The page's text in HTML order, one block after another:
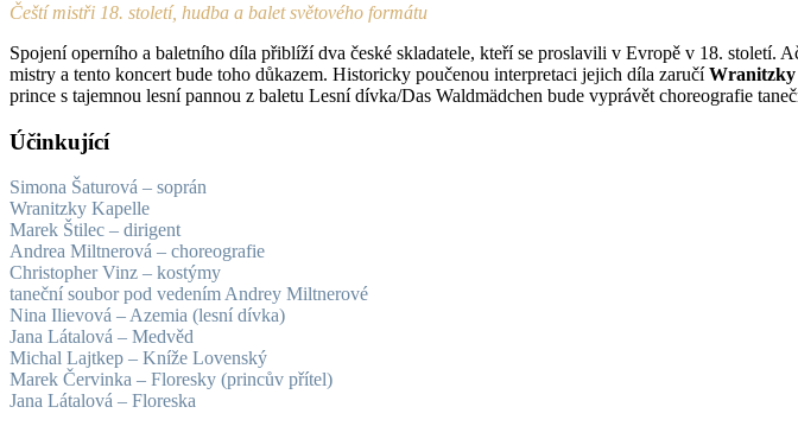
Čeští mistři 18. století, hudba a balet světového formátu
Spojení operního a baletního díla přiblíží dva české skladatele, kteří se proslavili v Evropě v 18. století.
mistry a tento koncert bude toho důkazem. Historicky poučenou interpretaci jejich díla zaručíWranitzky
prince s tajemnou lesní pannou z baletu Lesní dívka/Das Waldmädchen bude vyprávět choreografie
Účinkující
Simona Šaturová – soprán
Wranitzky Kapelle
Marek Štilec – dirigent
Andrea Miltnerová – choreografie
Christopher Vinz – kostýmy
taneční soubor pod vedením Andrey Miltnerové
Nina Ilievová – Azemia (lesní dívka)
Jana Látalová – Medvěd
Michal Lajtkep – Kníže Lovenský
Marek Červinka – Floresky (princův přítel)
Jana Látalová – Floreska